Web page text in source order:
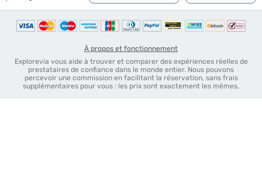
À propos et fonctionnement
Explorevia vous aide à trouver et comparer des expériences réelles de
prestataires de confiance dans le monde entier. Nous pouvons
percevoir une commission en facilitant la réservation, sans frais
supplémentaires pour vous : les prix sont exactement les mêmes.